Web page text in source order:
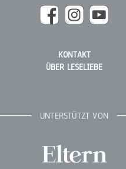
KONTAKT
ÜBER LESELIEBE
UNTERSTÜTZT VON